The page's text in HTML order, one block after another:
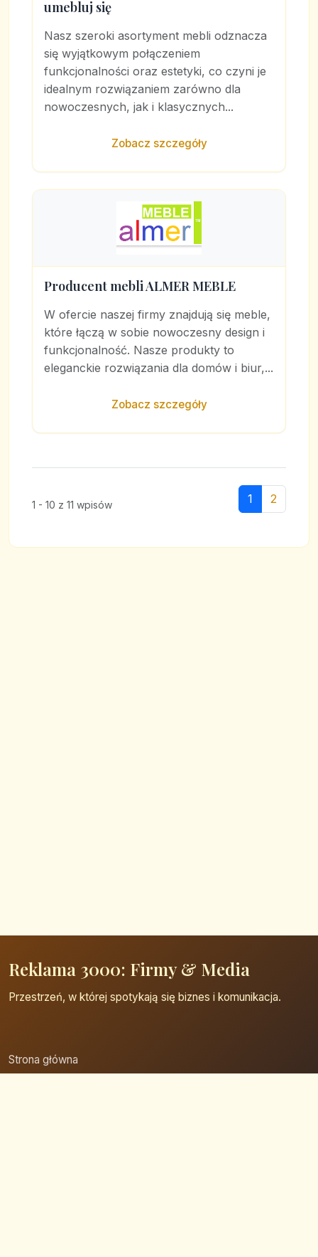
umebluj się
Nasz szeroki asortyment mebli odznacza
się wyjątkowym połączeniem
funkcjonalności oraz estetyki, co czyni je
idealnym rozwiązaniem zarówno dla
nowoczesnych, jak i klasycznych...
Zobacz szczegóły
Producent mebli ALMER MEBLE
W ofercie naszej firmy znajdują się meble,
które łączą w sobie nowoczesny design i
funkcjonalność. Nasze produkty to
eleganckie rozwiązania dla domów i biur,...
Zobacz szczegóły
1 - 10 z 11 wpisów 1 2
Reklama 3000: Firmy & Media
Przestrzeń, w której spotykają się biznes i komunikacja.
Strona główna